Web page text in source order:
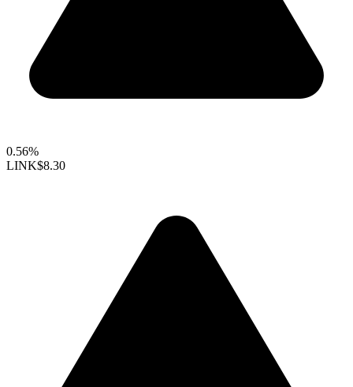
0.56%
LINK$8.30